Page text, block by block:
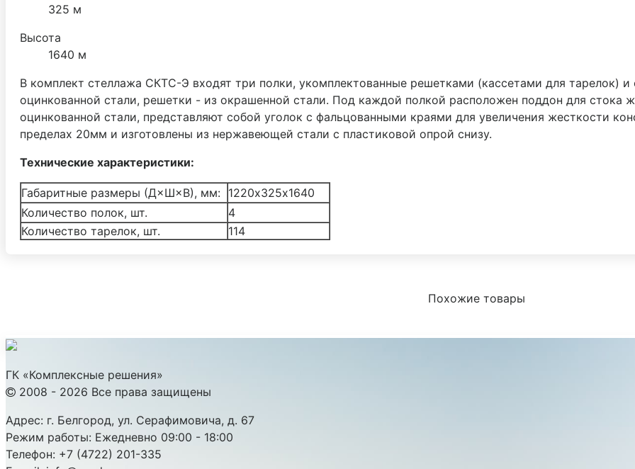
325 м
Высота
1640 м
В комплект стеллажа СКТС-Э входят три полки, укомплектованные решетками (кассетами для тарелок)
оцинкованной стали, решетки - из окрашенной стали. Под каждой полкой расположен поддон для стока
оцинкованной стали, представляют собой уголок с фальцованными краями для увеличения жесткости
пределах 20мм и изготовлены из нержавеющей стали с пластиковой опрой снизу.
Технические характеристики:
Габаритные размеры (Д×Ш×В), мм: 1220х325х1640
Количество полок, шт.
4
Количество тарелок, шт.
114
Похожие товары
ГК «Комплексные решения»
2008 - 2026 Все права защищены
Адрес: г. Белгород, ул. Серафимовича, д. 67
Режим работы: Ежедневно 09:00 - 18:00
Телефон: +7 (4722) 201-335